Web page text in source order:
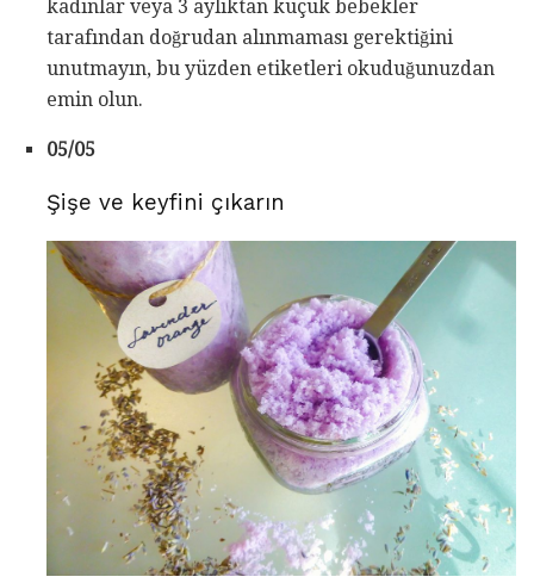
kadınlar veya 3 aylıktan küçük bebekler
tarafından doğrudan alınmaması gerektiğini
unutmayın, bu yüzden etiketleri okuduğunuzdan
emin olun.
05/05
Şişe ve keyfini çıkarın